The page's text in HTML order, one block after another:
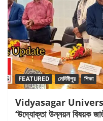
FEATURED মেদিনীপুর শিক্ষা
Vidyasagar University :
‘উদ্যোক্তা উন্নয়ন বিষয়ক